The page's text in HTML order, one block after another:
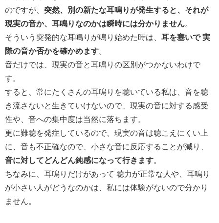
のですが、 突然、別の新たな耳鳴りが発生すると、それが
現実の音か、耳鳴りなのかは瞬時には分かりません。
そういう突発的な耳鳴りが鳴り始めた時は、 耳を塞いで 実
際の音か否かを確かめます。
音だけでは、現実の音と耳鳴りの区別がつかないわけで
す。
すると、常にたくさんの耳鳴りを聴いている私は、音を聴
き流さないと生きていけないので、現実の音に対する感受
性や、音への集中度は当然に落ちます。
更に難聴を発症しているので、現実の音は聴こえにくい上
に、音も不正確なので、小さな音に反応することが減り、
音に対してどんどん鈍感になって行きます。
ちなみに、耳鳴りだけがあって 聴力が正常な人や、耳鳴り
が小さい人がどうなのかは、私には体験がないので分かり
ません。